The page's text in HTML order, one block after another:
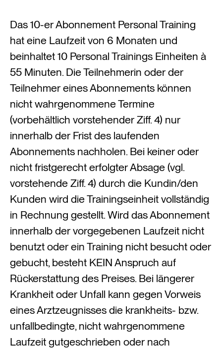
Das 10-er Abonnement Personal Training
hat eine Laufzeit von 6 Monaten und
beinhaltet 10 Personal Trainings Einheiten à
55 Minuten. Die Teilnehmerin oder der
Teilnehmer eines Abonnements können
nicht wahrgenommene Termine
(vorbehältlich vorstehender Ziff. 4) nur
innerhalb der Frist des laufenden
Abonnements nachholen. Bei keiner oder
nicht fristgerecht erfolgter Absage (vgl.
vorstehende Ziff. 4) durch die Kundin/den
Kunden wird die Trainingseinheit vollständig
in Rechnung gestellt. Wird das Abonnement
innerhalb der vorgegebenen Laufzeit nicht
benutzt oder ein Training nicht besucht oder
gebucht, besteht KEIN Anspruch auf
Rückerstattung des Preises. Bei längerer
Krankheit oder Unfall kann gegen Vorweis
eines Arztzeugnisses die krankheits- bzw.
unfallbedingte, nicht wahrgenommene
Laufzeit gutgeschrieben oder nach